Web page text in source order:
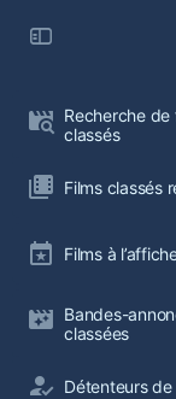
Recherche de
classés
Films classés
Films à
Bandes-
classées
Détenteurs